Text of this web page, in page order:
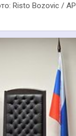
Risto Bozovic / AP